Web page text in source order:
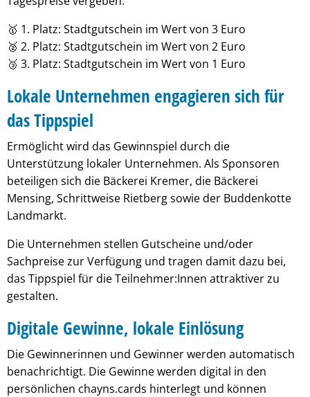
🥇 1. Platz: Stadtgutschein im Wert von 3 Euro
🥈 2. Platz: Stadtgutschein im Wert von 2 Euro
🥉 3. Platz: Stadtgutschein im Wert von 1 Euro
Lokale Unternehmen engagieren sich für
das Tippspiel
Ermöglicht wird das Gewinnspiel durch die
Unterstützung lokaler Unternehmen. Als Sponsoren
beteiligen sich die Bäckerei Kremer, die Bäckerei
Mensing, Schrittweise Rietberg sowie der Buddenkotte
Landmarkt.
Die Unternehmen stellen Gutscheine und/oder
Sachpreise zur Verfügung und tragen damit dazu bei,
das Tippspiel für die Teilnehmer:Innen attraktiver zu
gestalten.
Digitale Gewinne, lokale Einlösung
Die Gewinnerinnen und Gewinner werden automatisch
benachrichtigt. Die Gewinne werden digital in den
persönlichen chayns.cards hinterlegt und können